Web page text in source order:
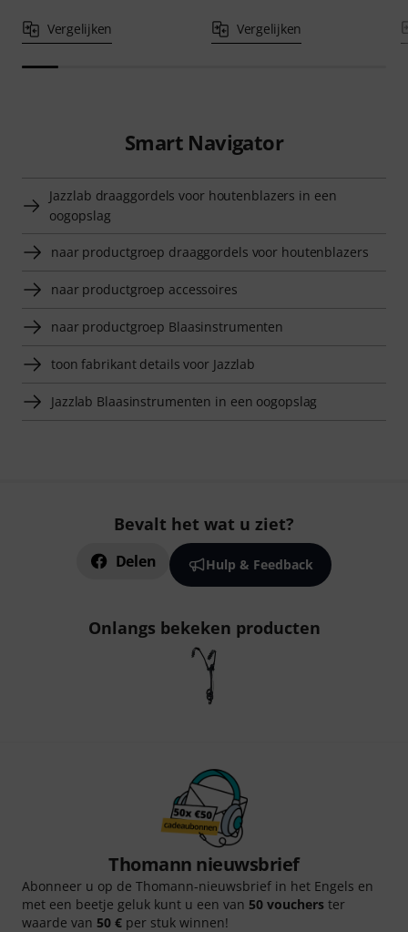
Vergelijken Vergelijken
Smart Navigator
Jazzlab draaggordels voor houtenblazers in een
oogopslag
naar productgroep draaggordels voor houtenblazers
naar productgroep accessoires
naar productgroep Blaasinstrumenten
toon fabrikant details voor Jazzlab
Jazzlab Blaasinstrumenten in een oogopslag
Bevalt het wat u ziet?
Delen Hulp & Feedback
Onlangs bekeken producten
Thomann nieuwsbrief
Abonneer u op de Thomann-nieuwsbrief in het Engels en
met een beetje geluk kunt u een van 50 vouchers ter
waarde van 50 € per stuk winnen!